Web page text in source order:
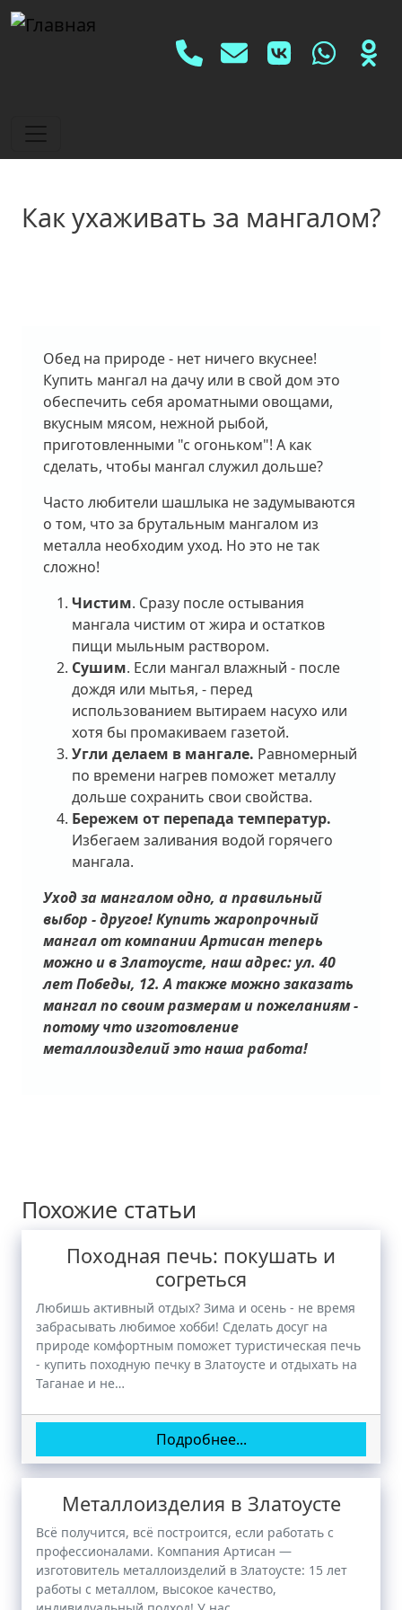
Social
Как ухаживать за мангалом?
Обед на природе - нет ничего вкуснее!
Купить мангал на дачу или в свой дом это
обеспечить себя ароматными овощами,
вкусным мясом, нежной рыбой,
приготовленными "с огоньком"! А как
сделать, чтобы мангал служил дольше?
Часто любители шашлыка не задумываются
о том, что за брутальным мангалом из
металла необходим уход. Но это не так
сложно!
Чистим. Сразу после остывания
мангала чистим от жира и остатков
пищи мыльным раствором.
Сушим. Если мангал влажный - после
дождя или мытья, - перед
использованием вытираем насухо или
хотя бы промакиваем газетой.
Угли делаем в мангале. Равномерный
по времени нагрев поможет металлу
дольше сохранить свои свойства.
Бережем от перепада температур.
Избегаем заливания водой горячего
мангала.
Уход за мангалом одно, а правильный
выбор - другое! Купить жаропрочный
мангал от компании Артисан теперь
можно и в Златоусте, наш адрес: ул. 40
лет Победы, 12. А также можно заказать
мангал по своим размерам и пожеланиям -
потому что изготовление
металлоизделий это наша работа!
Похожие статьи
Походная печь: покушать и
согреться
Любишь активный отдых? Зима и осень - не время
забрасывать любимое хобби! Сделать досуг на
природе комфортным поможет туристическая печь
- купить походную печку в Златоусте и отдыхать на
Таганае и не…
Подробнее...
Металлоизделия в Златоусте
Всё получится, всё построится, если работать с
профессионалами. Компания Артисан —
изготовитель металлоизделий в Златоусте: 15 лет
работы с металлом, высокое качество,